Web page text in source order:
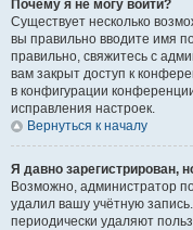
Почему я не могу войти?
Существует несколько
вы правильно вводите имя
правильно, свяжитесь с
вам закрыт доступ к
в конфигурации
исправления настроек.
Вернуться к началу
Я давно зарегистрирован,
Возможно, администратор
удалил вашу учётную
периодически удаляют